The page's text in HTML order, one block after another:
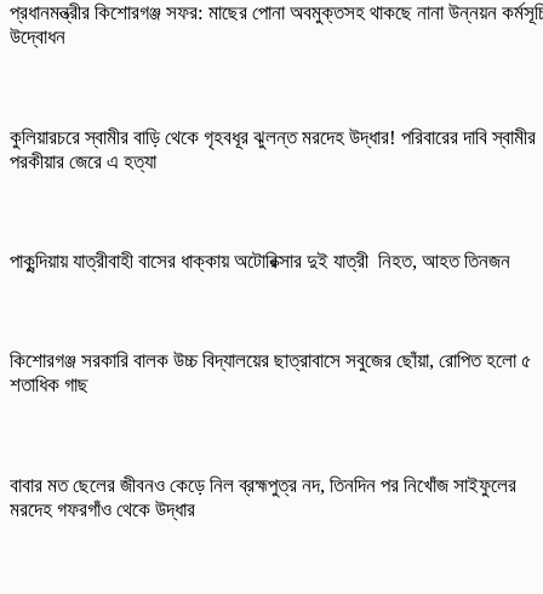
প্রধানমন্ত্রীর কিশোরগঞ্জ সফর: মাছের পোনা অবমুক্তসহ থাকছে নানা উন্নয়ন
উদ্বোধন
কুলিয়ারচরে স্বামীর বাড়ি থেকে গৃহবধূর ঝুলন্ত মরদেহ উদ্ধার! পরিবারের দাবি স্বামীর
পরকীয়ার জেরে এ হত্যা
পাকুন্দিয়ায় যাত্রীবাহী বাসের ধাক্কায় অটোরিক্সার দুই যাত্রী নিহত, আহত তিনজন
কিশোরগঞ্জ সরকারি বালক উচ্চ বিদ্যালয়ের ছাত্রাবাসে সবুজের ছোঁয়া, রোপিত হলো ৫
শতাধিক গাছ
বাবার মত ছেলের জীবনও কেড়ে নিল ব্রহ্মপুত্র নদ, তিনদিন পর নিখোঁজ সাইফুলের
মরদেহ গফরগাঁও থেকে উদ্ধার